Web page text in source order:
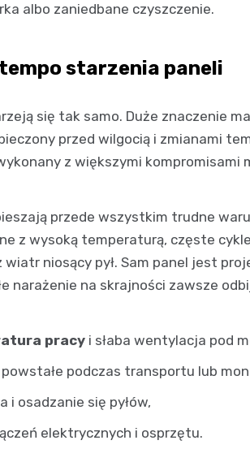
albo zaniedbane czyszczenie.
starzenia paneli
się tak samo. Duże znaczenie
przed wilgocią i zmianami
z większymi kompromisami
przede wszystkim trudne
z wysoką temperaturą, częste
niosący pył. Sam panel jest
narażenie na skrajności zawsze
pracy i słaba wentylacja pod
powstałe podczas transportu lub
i osadzanie się pyłów,
elektrycznych i osprzętu.